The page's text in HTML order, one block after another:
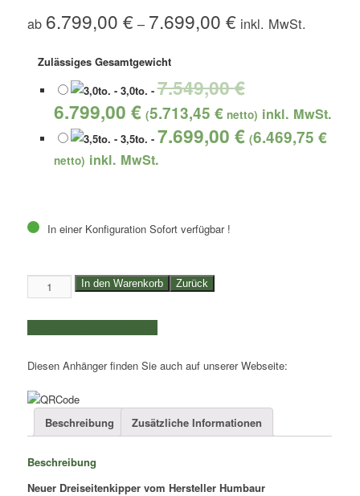
ab 6.799,00€ – 7.699,00€
Zulässiges Gesamtgewicht
- 3,0to. -7.549,00€
6.799,00 € (5.713,45 € netto)
- 3,5to. - 7.699,00 € (6.469,75 €
netto)
In einer Konfiguration Sofort verfügbar !
3,0to./3,5to.
Dreiseitenkipper
Humbaur
|
3,14x1,75x0,35m
HTK
3000.31
+
3500.31
Menge
In den Warenkorb Zurück
Diesen Anhänger finden Sie auch auf unserer Webseite:
Beschreibung Zusätzliche Informationen
Beschreibung
Neuer Dreiseitenkipper vom Hersteller Humbaur